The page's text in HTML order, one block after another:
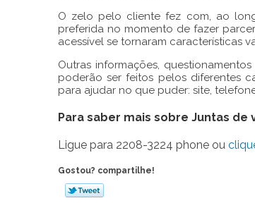
O zelo pelo cliente fez com, ao
preferida no momento de fazer
acessível se tornaram características
Outras informações,
poderão ser feitos pelos diferentes
para ajudar no que puder: site,
Para saber mais sobre Juntas de
Ligue para 2208-3224 phone ou
Gostou? compartilhe!